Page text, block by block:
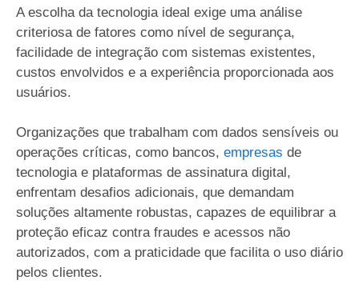
A escolha da tecnologia ideal exige uma análise
criteriosa de fatores como nível de segurança,
facilidade de integração com sistemas existentes,
custos envolvidos e a experiência proporcionada aos
usuários.
Organizações que trabalham com dados sensíveis ou
operações críticas, como bancos, empresas de
tecnologia e plataformas de assinatura digital,
enfrentam desafios adicionais, que demandam
soluções altamente robustas, capazes de equilibrar a
proteção eficaz contra fraudes e acessos não
autorizados, com a praticidade que facilita o uso diário
pelos clientes.